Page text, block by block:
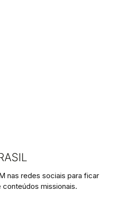
nas redes sociais para ficar
missionais.